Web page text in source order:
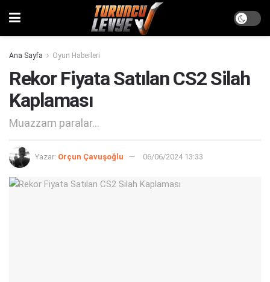
Ana Sayfa Oyun Haberleri
Rekor Fiyata Satılan CS2 Silah
Kaplaması
Muazzam paralar...
Yazar: Orçun Çavuşoğlu 06/06/2024 13:33